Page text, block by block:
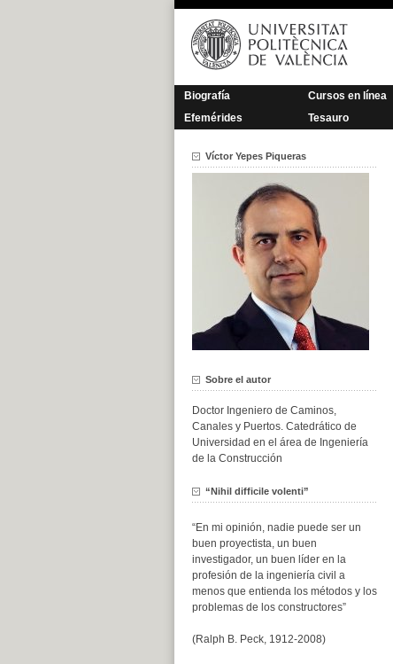
Saltar
contenido
Biografía Cursos en línea
Efemérides
Tesauro
Víctor Yepes Piqueras
Sobre el autor
Doctor Ingeniero de Caminos,
Canales y Puertos. Catedrático de
Universidad en el área de Ingeniería
de la Construcción
“Nihil difficile volenti”
“En mi opinión, nadie puede ser un
buen proyectista, un buen
investigador, un buen líder en la
profesión de la ingeniería civil a
menos que entienda los métodos y los
problemas de los constructores”
(Ralph B. Peck, 1912-2008)